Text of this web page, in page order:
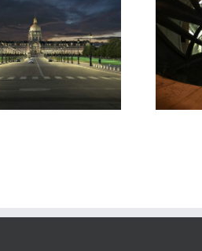
Colonne de Juillet de la Place
de la Bastille